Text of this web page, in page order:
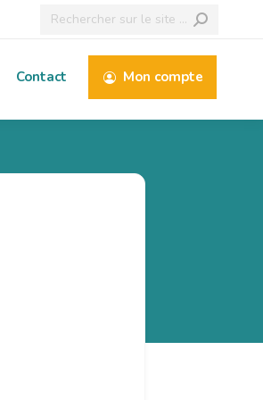
Recherche
Contact Mon compte